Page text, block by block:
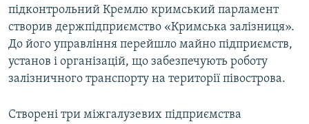
підконтрольний Кремлю кримський парламент
створив держпідприємство «Кримська залізниця».
До його управління перейшло майно підприємств,
установ і організацій, що забезпечують роботу
залізничного транспорту на території півострова.
Створені три міжгалузевих підприємства